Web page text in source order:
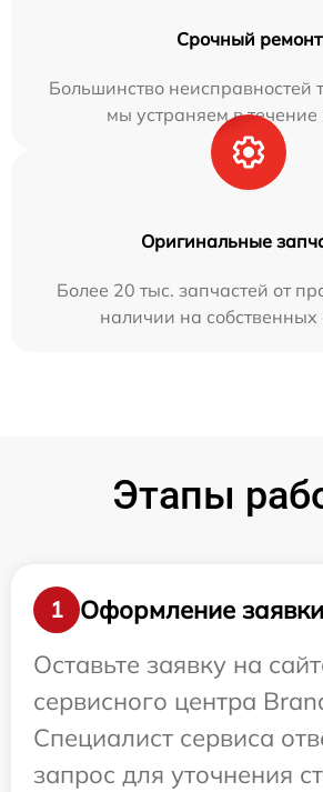
Срочный ремонт
Большинство неисправностей
мы устраняем в течение
Оригинальные
Более 20 тыс. запчастей от
наличии на собственных
Этапы
1
Оформление заявки
Оставьте заявку на
сервисного центра
Специалист сервиса
запрос для уточнения